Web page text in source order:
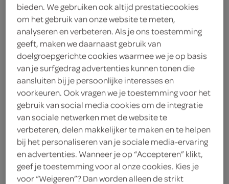
g'woon vuilniszakken
trekbandzakken 35 liter
g'woon
15 Stuks
bieden. We gebruiken ook altijd prestatiecookies
om het gebruik van onze website te meten,
analyseren en verbeteren. Als je ons toestemming
geeft, maken we daarnaast gebruik van
doelgroepgerichte cookies waarmee we je op basis
van je surfgedrag advertenties kunnen tonen die
aansluiten bij je persoonlijke interesses en
voorkeuren. Ook vragen we je toestemming voor het
gebruik van social media cookies om de integratie
van sociale netwerken met de website te
verbeteren, delen makkelijker te maken en te helpen
bij het personaliseren van je sociale media-ervaring
en advertenties. Wanneer je op “Accepteren” klikt,
geef je toestemming voor al onze cookies. Kies je
voor “Weigeren”? Dan worden alleen de strikt